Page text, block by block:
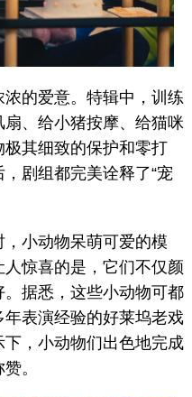
的爱意。特辑中，训练
、给小猪按摩、给猫咪
其细致的保护和零打
剧组都完美诠释了“宠
小动物呆萌可爱的模
惊喜的是，它们不仅颜
据悉，这些小动物可都
表演经验的好莱坞老戏
，小动物们出色地完成
。